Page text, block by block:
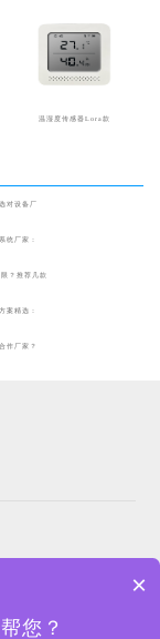
温湿度传感器Lora款
对设备厂
统厂家：
？推荐几款
案精选：
作厂家？
×
您？